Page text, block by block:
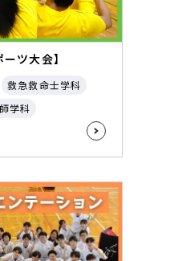
ツ大会】
救急救命士学科
学科